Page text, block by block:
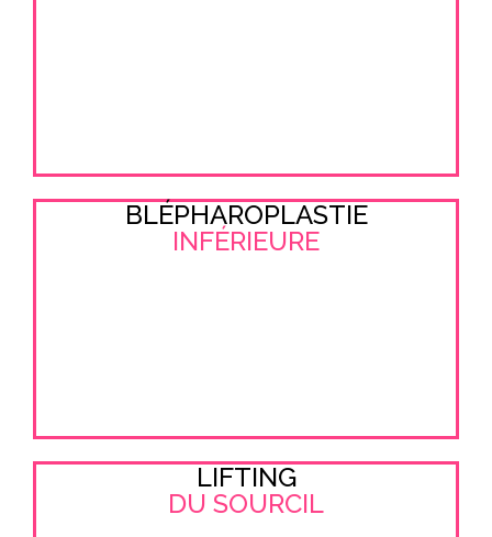
BLÉPHAROPLASTIE
INFÉRIEURE
LIFTING
DU SOURCIL